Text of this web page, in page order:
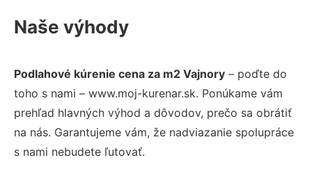
Naše výhody
Podlahové kúrenie cena za m2 Vajnory – poďte do
toho s nami – www.moj-kurenar.sk. Ponúkame vám
prehľad hlavných výhod a dôvodov, prečo sa obrátiť
na nás. Garantujeme vám, že nadviazanie spolupráce
s nami nebudete ľutovať.